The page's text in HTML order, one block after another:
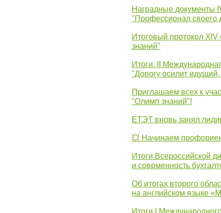
Наградные документы
"Профессионал своего
Итоговый протокол
знаний"
Итоги. II
"Дорогу осилит
Приглашаем всех к
"Олимп знаний"!
ЕТЭТ вновь занял
💥 Начинаем
Итоги Всероссийской
и соврменность
Об итогах второго
на английском языке
Итоги I